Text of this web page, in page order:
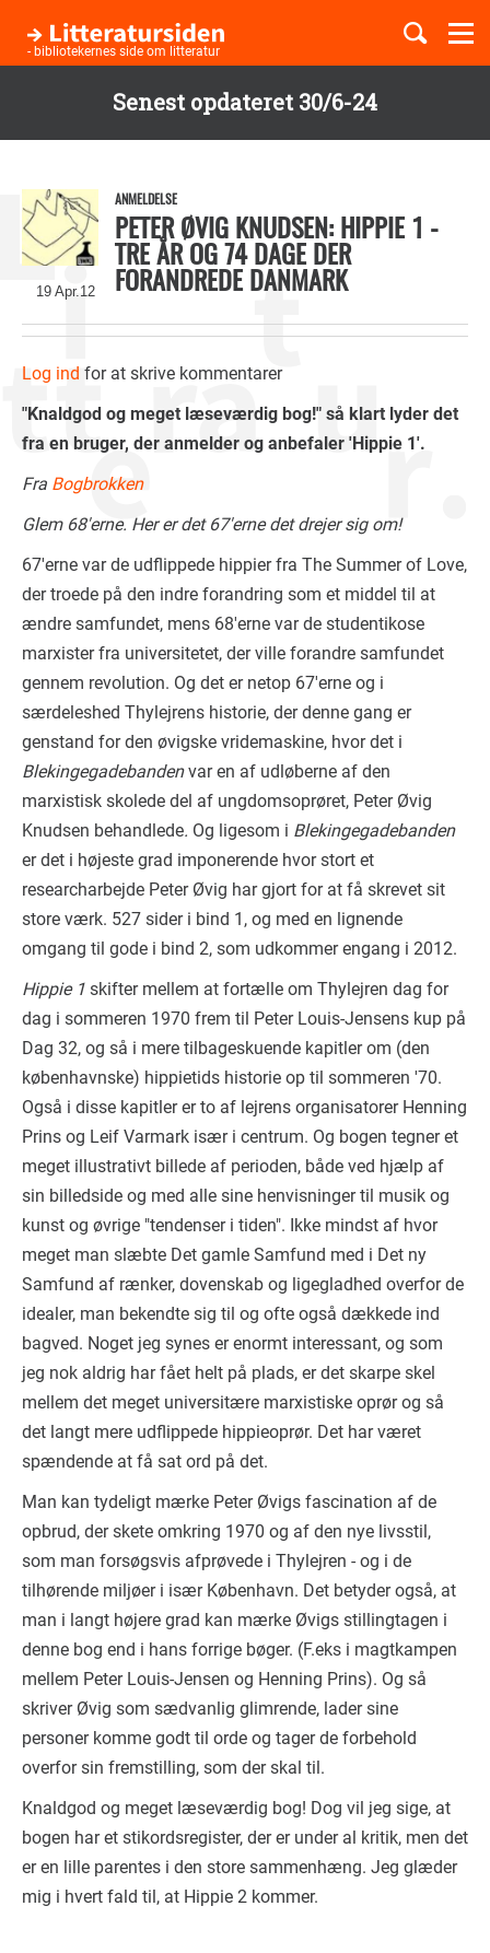
Senest opdateret 30/6-24
hovedindhold
- bibliotekernes side om litteratur
Børnebøger
Temaer
19 Apr.12
ANMELDELSE
PETER ØVIG KNUDSEN: HIPPIE 1 -
TRE ÅR OG 74 DAGE DER
FORANDREDE DANMARK
Log ind for at skrive kommentarer
"Knaldgod og meget læseværdig bog!" så klart lyder det
fra en bruger, der anmelder og anbefaler 'Hippie 1'.
Fra Bogbrokken
Glem 68'erne. Her er det 67'erne det drejer sig om!
67'erne var de udflippede hippier fra The Summer of Love,
der troede på den indre forandring som et middel til at
ændre samfundet, mens 68'erne var de studentikose
marxister fra universitetet, der ville forandre samfundet
gennem revolution. Og det er netop 67'erne og i
særdeleshed Thylejrens historie, der denne gang er
genstand for den øvigske vridemaskine, hvor det i
Blekingegadebandenvar en af udløberne af den
marxistisk skolede del af ungdomsoprøret, Peter Øvig
Knudsen behandlede. Og ligesom i Blekingegadebanden
er det i højeste grad imponerende hvor stort et
researcharbejde Peter Øvig har gjort for at få skrevet sit
store værk. 527 sider i bind 1, og med en lignende
omgang til gode i bind 2, som udkommer engang i 2012.
Hippie 1 skifter mellem at fortælle om Thylejren dag for
dag i sommeren 1970 frem til Peter Louis-Jensens kup på
Dag 32, og så i mere tilbageskuende kapitler om (den
københavnske) hippietids historie op til sommeren '70.
Også i disse kapitler er to af lejrens organisatorer Henning
Prins og Leif Varmark især i centrum. Og bogen tegner et
meget illustrativt billede af perioden, både ved hjælp af
sin billedside og med alle sine henvisninger til musik og
kunst og øvrige "tendenser i tiden". Ikke mindst af hvor
meget man slæbte Det gamle Samfund med i Det ny
Samfund af rænker, dovenskab og ligegladhed overfor de
idealer, man bekendte sig til og ofte også dækkede ind
bagved. Noget jeg synes er enormt interessant, og som
jeg nok aldrig har fået helt på plads, er det skarpe skel
mellem det meget universitære marxistiske oprør og så
det langt mere udflippede hippieoprør. Det har været
spændende at få sat ord på det.
Man kan tydeligt mærke Peter Øvigs fascination af de
opbrud, der skete omkring 1970 og af den nye livsstil,
som man forsøgsvis afprøvede i Thylejren - og i de
tilhørende miljøer i især København. Det betyder også, at
man i langt højere grad kan mærke Øvigs stillingtagen i
denne bog end i hans forrige bøger. (F.eks i magtkampen
mellem Peter Louis-Jensen og Henning Prins). Og så
skriver Øvig som sædvanlig glimrende, lader sine
personer komme godt til orde og tager de forbehold
overfor sin fremstilling, som der skal til.
Knaldgod og meget læseværdig bog! Dog vil jeg sige, at
bogen har et stikordsregister, der er under al kritik, men det
er en lille parentes i den store sammenhæng. Jeg glæder
mig i hvert fald til, at Hippie 2 kommer.